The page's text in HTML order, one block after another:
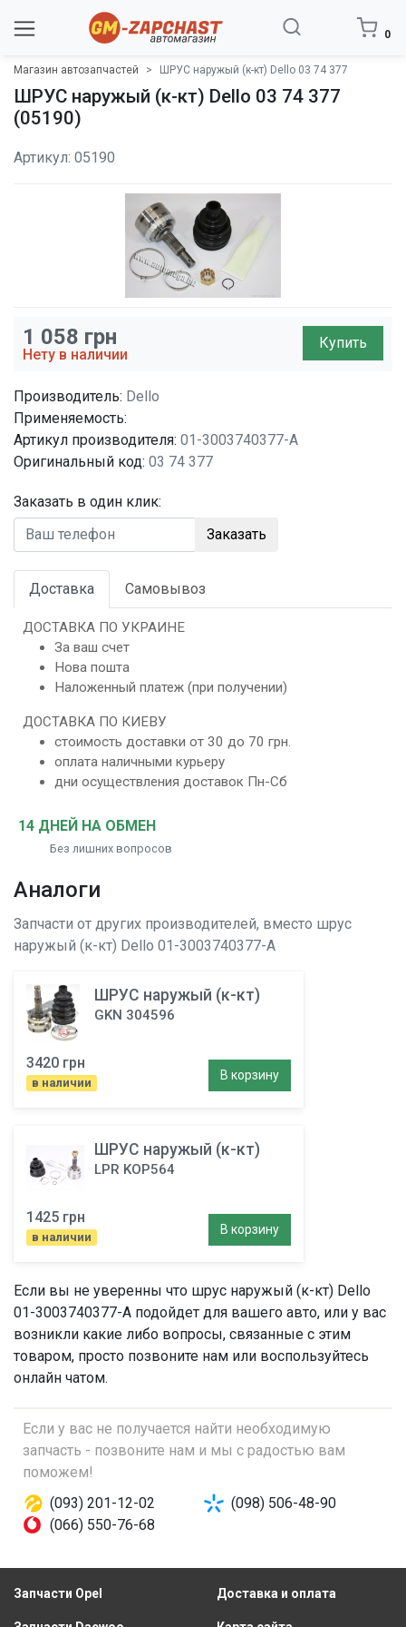
0
Магазин автозапчастей ШРУС наружый (к-кт) Dello 03 74 377
ШРУС наружый (к-кт) Dello 03 74 377
(05190)
Артикул: 05190
1 058 грн
Нету в наличии
Купить
Производитель: Dello
Применяемость:
Артикул производителя: 01-3003740377-A
Оригинальный код: 03 74 377
Заказать в один клик:
Заказать
Доставка Самовывоз
ДОСТАВКА ПО УКРАИНЕ
За ваш счет
Нова пошта
Наложенный платеж (при получении)
ДОСТАВКА ПО КИЕВУ
стоимость доставки от 30 до 70 грн.
оплата наличными курьеру
дни осуществления доставок Пн-Сб
14 ДНЕЙ НА ОБМЕН
Без лишних вопросов
Аналоги
Запчасти от других производителей, вместо шрус
наружый (к-кт) Dello 01-3003740377-A
ШРУС наружый (к-кт)
GKN 304596
3420 грн
в наличии
В корзину
ШРУС наружый (к-кт)
LPR KOP564
1425 грн
в наличии
В корзину
Если вы не уверенны что шрус наружый (к-кт) Dello
01-3003740377-A подойдет для вашего авто, или у вас
возникли какие либо вопросы, связанные с этим
товаром, просто позвоните нам или воспользуйтесь
онлайн чатом.
Если у вас не получается найти необходимую
запчасть - позвоните нам и мы с радостью вам
поможем!
(093) 201-12-02
(098) 506-48-90
(066) 550-76-68
Запчасти Opel Доставка и оплата